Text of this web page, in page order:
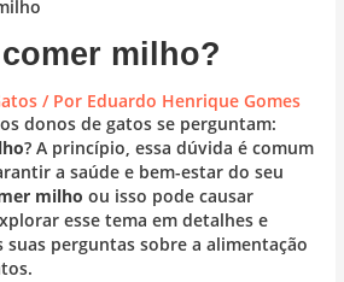
milho?
/ Por Eduardo Henrique Gomes
donos de gatos se perguntam:
? A princípio, essa dúvida é comum
a saúde e bem-estar do seu
milho ou isso pode causar
esse tema em detalhes e
suas perguntas sobre a alimentação